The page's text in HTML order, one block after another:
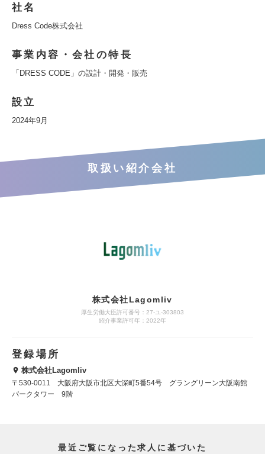
社名
Dress Code株式会社
事業内容・会社の特長
「DRESS CODE」の設計・開発・販売
設立
2024年9月
取扱い紹介会社
株式会社Lagomliv
厚生労働大臣許可番号：27-ユ-303803
紹介事業許可年：2022年
登録場所
株式会社Lagomliv
〒530-0011 大阪府大阪市北区大深町5番54号 グラングリーン大阪南館
パークタワー 9階
最近ご覧になった求人に基づいた